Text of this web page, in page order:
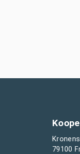
79100